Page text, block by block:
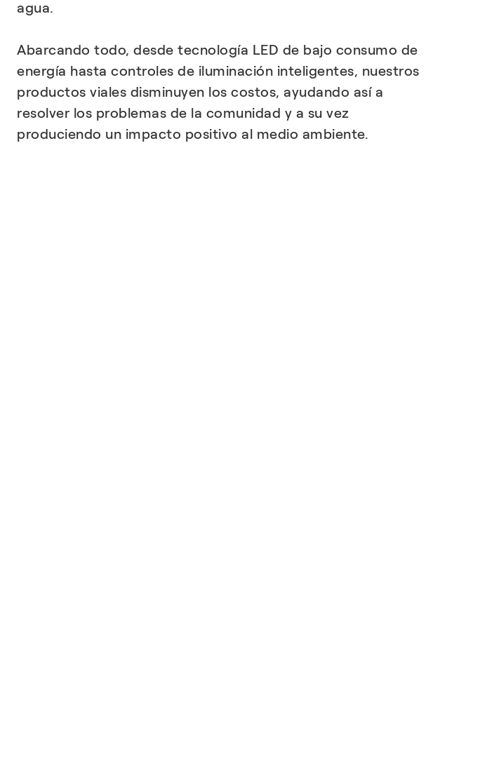
agua.
Abarcando todo, desde tecnología LED de bajo consumo de
energía hasta controles de iluminación inteligentes, nuestros
productos viales disminuyen los costos, ayudando así a
resolver los problemas de la comunidad y a su vez
produciendo un impacto positivo al medio ambiente.